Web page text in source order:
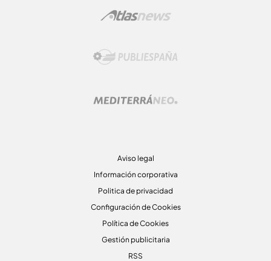
Aviso legal
Información corporativa
Politica de privacidad
Configuración de Cookies
Política de Cookies
Gestión publicitaria
RSS